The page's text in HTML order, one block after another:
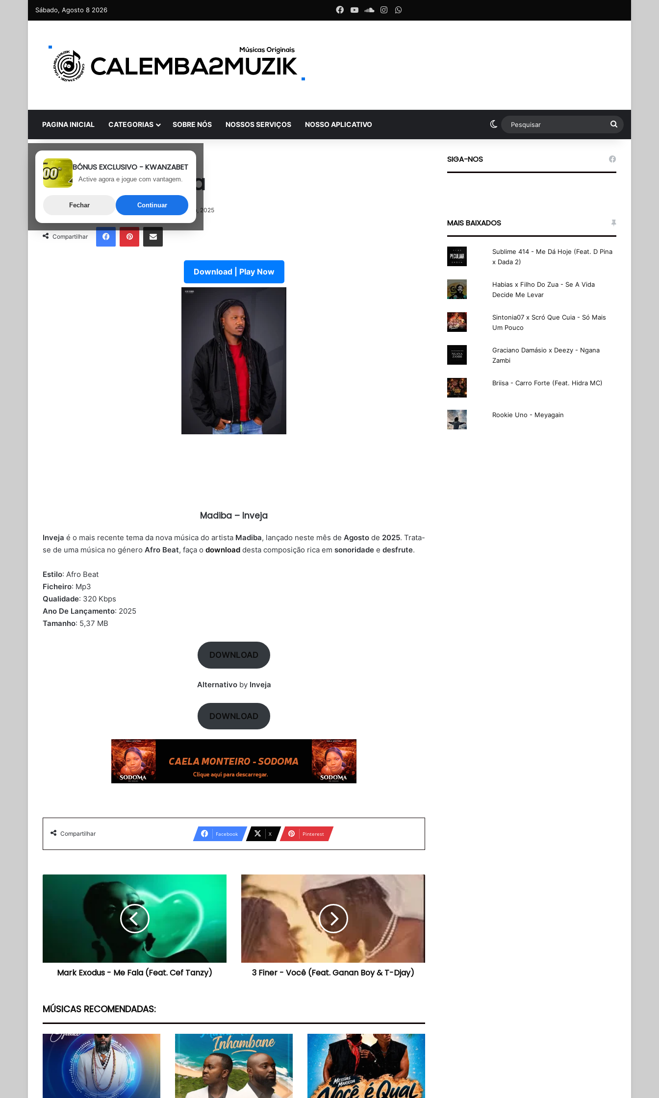
Sábado, Agosto 8 2026 Facebook
YouTubeSoundCloud
Instagram
PAGINA INICIAL CATEGORIAS SOBRE NÓS NOSSOS SERVIÇOS NOSSO APLICATIVO Switch skin Pesquisar
BÓNUS EXCLUSIVO - KWANZABET
Active agora e jogue com vantagem.
Fechar Continuar
Afro Beat África
Madiba – Inveja
Última atualização: 21 de Agosto, 2025
Compartilhar
FacebookPinterestPartilhar Via Email
Download | Play Now
Madiba – Inveja
Inveja é o mais recente tema da nova música do artista Madiba, lançado neste mês de Agosto de 2025. Trata-
se de uma música no género Afro Beat, faça o download desta composição rica em sonoridade e desfrute.
Estilo: Afro Beat
Ficheiro: Mp3
Qualidade: 320 Kbps
Ano De Lançamento: 2025
Tamanho: 5,37 MB
DOWNLOAD
Alternativo by Inveja
DOWNLOAD
Compartilhar Facebook X Pinterest
Mark Exodus - Me Fala (Feat. Cef Tanzy)
3
Finer
-
&
T-
Djay)3 Finer - Você (Feat. Ganan Boy & T-Djay)
MÚSICAS RECOMENDADAS:
SIGA-NOS
MAIS BAIXADOS
Sublime 414 - Me Dá Hoje (Feat. D Pina
x Dada 2)
Habias x Filho Do Zua - Se A Vida
Decide Me Levar
Sintonia07 x Scró Que Cuia - Só Mais
Um Pouco
Graciano Damásio x Deezy - Ngana
Zambi
Briisa - Carro Forte (Feat. Hidra MC)
Rookie Uno - Meyagain